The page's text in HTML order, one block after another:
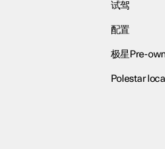
试驾
配置
极星Pre-
Polestar